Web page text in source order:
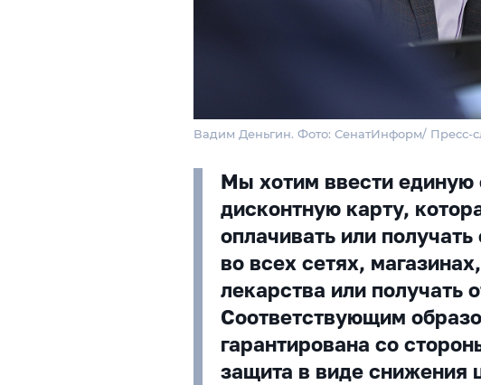
Вадим Деньгин. Фото: СенатИнформ/ Пресс-
Мы хотим ввести единую
дисконтную карту,
оплачивать или
во всех сетях,
лекарства или получать
Соответствующим
гарантирована со
защита в виде снижения